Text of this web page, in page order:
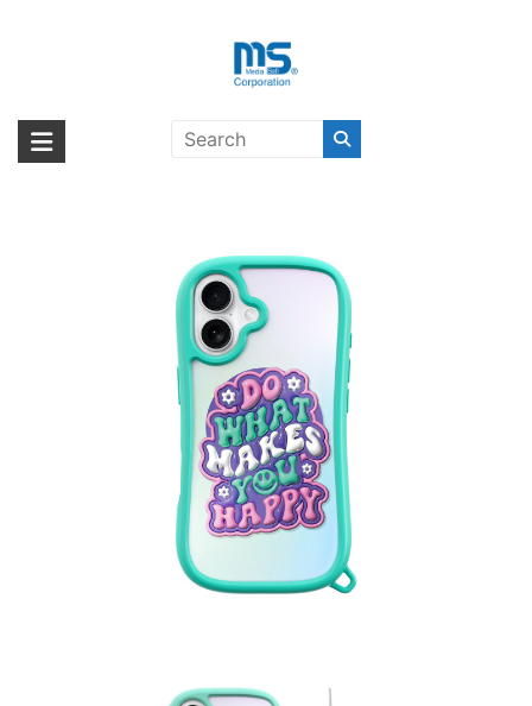
海外輸入ブランド商品｜株式会社
海外事業部が取り揃えている海外輸入商品には、日本では珍しい「海外ブ
ランド」をはじめ「ユニークな商品」「機能的な商品」「コストパフォー
Happy Mint 〔ラウト〕